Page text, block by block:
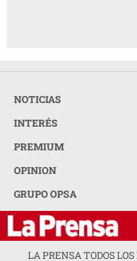
NOTICIAS
INTERÉS
PREMIUM
OPINION
GRUPO OPSA
LA PRENSA TODOS